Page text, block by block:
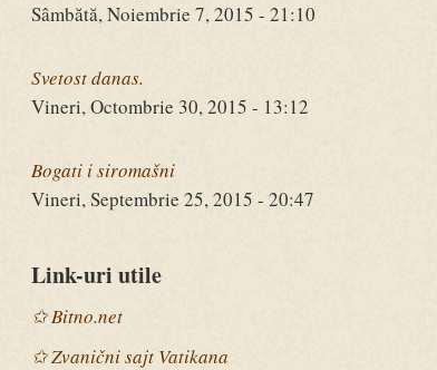
Sâmbătă, Noiembrie 7, 2015 - 21:10
Svetost danas.
Vineri, Octombrie 30, 2015 - 13:12
Bogati i siromašni
Vineri, Septembrie 25, 2015 - 20:47
Link-uri utile
✩ Bitno.net
✩ Zvanični sajt Vatikana